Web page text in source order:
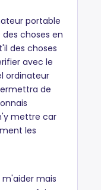
portable
choses en
des choses
avec le
ordinateur
de
mettre car
les
m'aider mais